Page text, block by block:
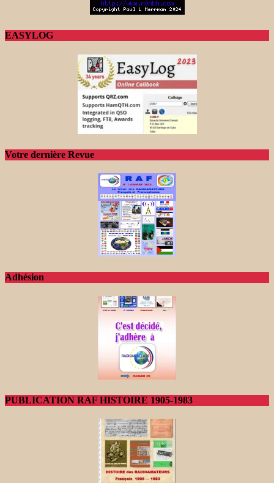
EASYLOG
Votre dernière Revue
Adhésion
PUBLICATION RAF HISTOIRE 1905-1983